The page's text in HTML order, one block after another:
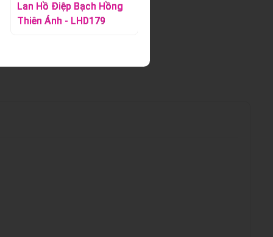
Lan Hồ Điệp Bạch Hồng
Thiên Ánh - LHD179